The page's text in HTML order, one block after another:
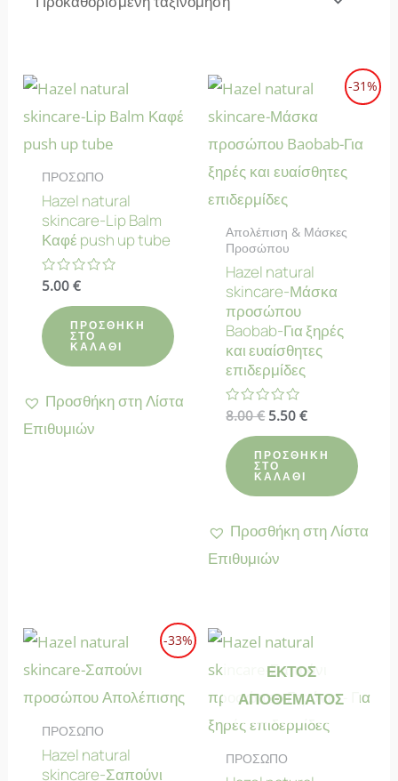
ΠΡΟΣΩΠΟ
Hazel natural
skincare-Lip Balm
Καφέ push up tube
Βαθμολογήθηκε
από
5
5.00 €
ΠΡΟΣΘΉΚΗ
ΣΤΟ
ΚΑΛΆΘΙ
Προσθήκη στη Λίστα
Επιθυμιών
-31%
Απολέπιση & Μάσκες
Προσώπου
Hazel natural
skincare-Μάσκα
προσώπου
Baobab-Για ξηρές
και ευαίσθητες
επιδερμίδες
Βαθμολογήθηκε
από
5
8.00€ Original
was:
8.00 €.
5.50€Η
τιμή
είναι:
ΠΡΟΣΘΉΚΗ
ΣΤΟ
ΚΑΛΆΘΙ
Προσθήκη στη Λίστα
Επιθυμιών
-33%
ΠΡΟΣΩΠΟ
Hazel natural
skincare-Σαπούνι
ΕΚΤΌΣ
ΑΠΟΘΈΜΑΤΟΣ
ΠΡΟΣΩΠΟ